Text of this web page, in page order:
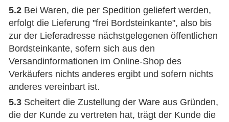
5.2 Bei Waren, die per Spedition geliefert werden,
erfolgt die Lieferung "frei Bordsteinkante", also bis
zur der Lieferadresse nächstgelegenen öffentlichen
Bordsteinkante, sofern sich aus den
Versandinformationen im Online-Shop des
Verkäufers nichts anderes ergibt und sofern nichts
anderes vereinbart ist.
5.3 Scheitert die Zustellung der Ware aus Gründen,
die der Kunde zu vertreten hat, trägt der Kunde die